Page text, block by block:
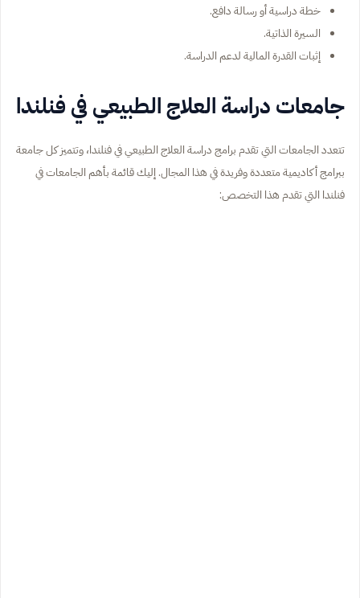
خطة دراسية أو رسالة دافع.
السيرة الذاتية.
إثبات القدرة المالية لدعم الدراسة.
جامعات دراسة العلاج الطبيعي في فنلندا
تتعدد الجامعات التي تقدم برامج دراسة العلاج الطبيعي في فنلندا، وتتميز كل جامعة
ببرامج أكاديمية متعددة وفريدة في هذا المجال. إليك قائمة بأهم الجامعات في
فنلندا التي تقدم هذا التخصص: